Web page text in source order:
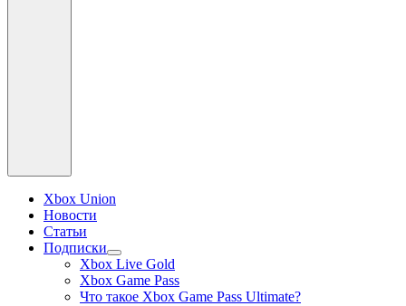
Xbox Union
Новости
Статьи
Подписки
раскрыть
дочернее
меню
Xbox Live Gold
Xbox Game Pass
Что такое Xbox Game Pass Ultimate?